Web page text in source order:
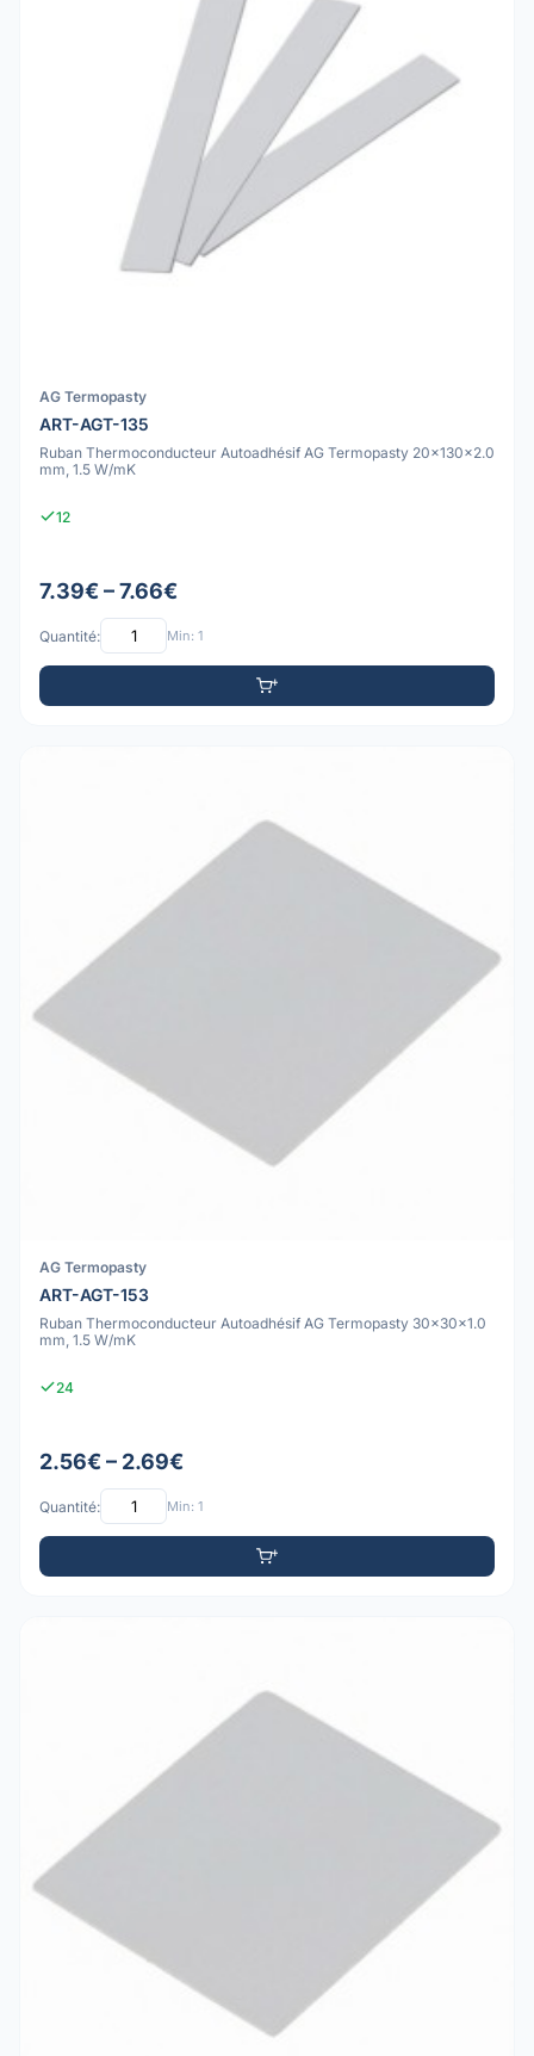
AG Termopasty
ART-AGT-135
Ruban Thermoconducteur Autoadhésif AG Termopasty 20x130x2.0
mm, 1.5 W/mK
12
7.39€ – 7.66€
Quantité: Min: 1
AG Termopasty
ART-AGT-153
Ruban Thermoconducteur Autoadhésif AG Termopasty 30x30x1.0
mm, 1.5 W/mK
24
2.56€ – 2.69€
Quantité: Min: 1